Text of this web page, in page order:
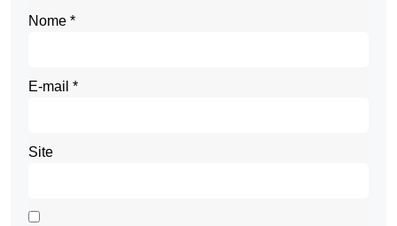
Nome *
E-mail *
Site